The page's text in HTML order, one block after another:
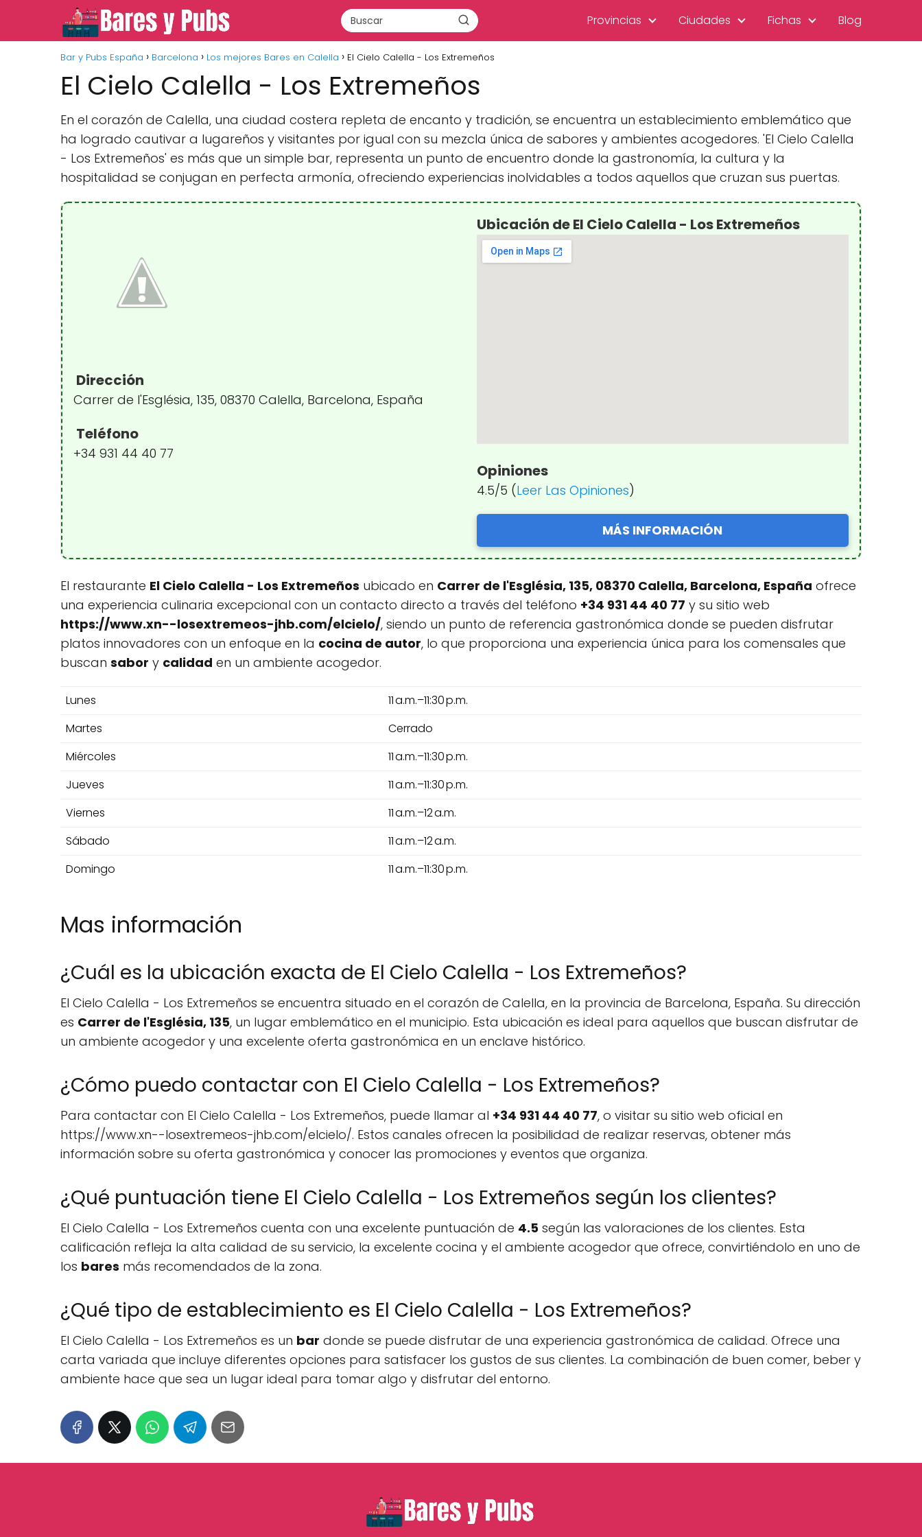
Provincias Ciudades Fichas Blog
Bar y Pubs España Barcelona Los mejores Bares en Calella El Cielo Calella - Los Extremeños
El Cielo Calella - Los Extremeños
En el corazón de Calella, una ciudad costera repleta de encanto y tradición, se encuentra un establecimiento emblemático que
ha logrado cautivar a lugareños y visitantes por igual con su mezcla única de sabores y ambientes acogedores. 'El Cielo Calella
- Los Extremeños' es más que un simple bar, representa un punto de encuentro donde la gastronomía, la cultura y la
hospitalidad se conjugan en perfecta armonía, ofreciendo experiencias inolvidables a todos aquellos que cruzan sus puertas.
Dirección
Carrer de l'Església, 135, 08370 Calella, Barcelona, España
Teléfono
+34 931 44 40 77
Ubicación de El Cielo Calella - Los Extremeños
Opiniones
4.5/5 (Leer Las Opiniones)
MÁS INFORMACIÓN
El restaurante El Cielo Calella - Los Extremeños ubicado en Carrer de l'Església, 135, 08370 Calella, Barcelona, España ofrece
una experiencia culinaria excepcional con un contacto directo a través del teléfono +34 931 44 40 77 y su sitio web
https://www.xn--losextremeos-jhb.com/elcielo/, siendo un punto de referencia gastronómica donde se pueden disfrutar
platos innovadores con un enfoque en la cocina de autor, lo que proporciona una experiencia única para los comensales que
buscan sabor y calidad en un ambiente acogedor.
Lunes
11 a.m.–11:30 p.m.
Martes
Cerrado
Miércoles
11 a.m.–11:30 p.m.
Jueves
11 a.m.–11:30 p.m.
Viernes
11 a.m.–12 a.m.
Sábado
11 a.m.–12 a.m.
Domingo
11 a.m.–11:30 p.m.
Mas información
¿Cuál es la ubicación exacta de El Cielo Calella - Los Extremeños?
El Cielo Calella - Los Extremeños se encuentra situado en el corazón de Calella, en la provincia de Barcelona, España. Su dirección
es Carrer de l'Església, 135, un lugar emblemático en el municipio. Esta ubicación es ideal para aquellos que buscan disfrutar de
un ambiente acogedor y una excelente oferta gastronómica en un enclave histórico.
¿Cómo puedo contactar con El Cielo Calella - Los Extremeños?
Para contactar con El Cielo Calella - Los Extremeños, puede llamar al +34 931 44 40 77, o visitar su sitio web oficial en
https://www.xn--losextremeos-jhb.com/elcielo/. Estos canales ofrecen la posibilidad de realizar reservas, obtener más
información sobre su oferta gastronómica y conocer las promociones y eventos que organiza.
¿Qué puntuación tiene El Cielo Calella - Los Extremeños según los clientes?
El Cielo Calella - Los Extremeños cuenta con una excelente puntuación de 4.5 según las valoraciones de los clientes. Esta
calificación refleja la alta calidad de su servicio, la excelente cocina y el ambiente acogedor que ofrece, convirtiéndolo en uno de
los bares más recomendados de la zona.
¿Qué tipo de establecimiento es El Cielo Calella - Los Extremeños?
El Cielo Calella - Los Extremeños es un bar donde se puede disfrutar de una experiencia gastronómica de calidad. Ofrece una
carta variada que incluye diferentes opciones para satisfacer los gustos de sus clientes. La combinación de buen comer, beber y
ambiente hace que sea un lugar ideal para tomar algo y disfrutar del entorno.